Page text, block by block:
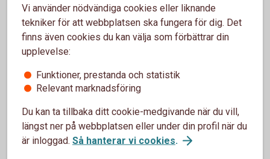
Behöver jag bli kund hos er för att kunna se
dokumenten?
digitala brevlådor?
Kan ni e-posta de digitala
utbetalningsdokumenten?
Vi använder nödvändiga cookies eller liknande
tekniker för att webbplatsen ska fungera för dig. Det
finns även cookies du kan välja som förbättrar din
upplevelse:
Funktioner, prestanda och statistik
Relevant marknadsföring
Du kan ta tillbaka ditt cookie-medgivande när du vill,
längst ner på webbplatsen eller under din profil när du
är inloggad. Så hanterar vi cookies.